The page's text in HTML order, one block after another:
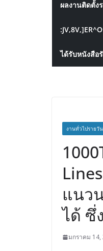
ผลงานติดตั้ง
ได้รับหนังสือ
งานทั่วไปรายวัน
แนว
ได้ ซึ่
มกราคม 14,